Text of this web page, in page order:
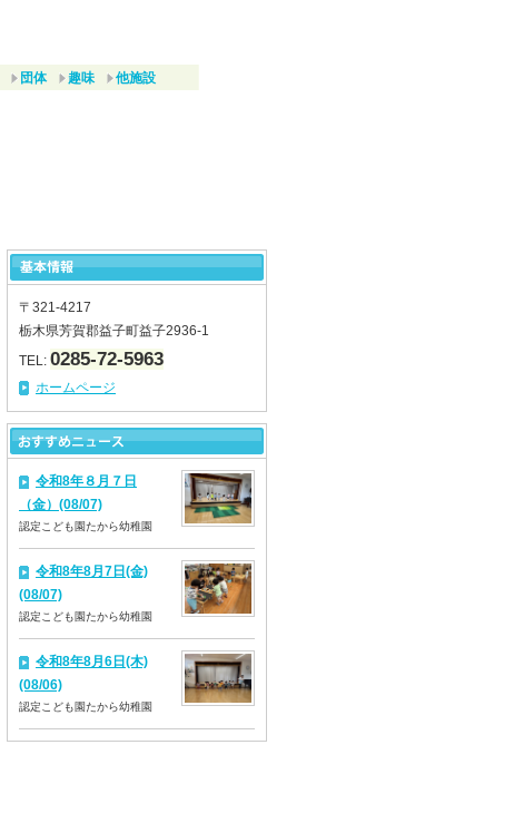
団体 趣味 他施設
〒321-4217
栃木県芳賀郡益子町益子2936-1
TEL: 0285-72-5963
ホームページ
令和8年８月７日
（金）(08/07)
認定こども園たから幼稚園
令和8年8月7日(金)
(08/07)
認定こども園たから幼稚園
令和8年8月6日(木)
(08/06)
認定こども園たから幼稚園